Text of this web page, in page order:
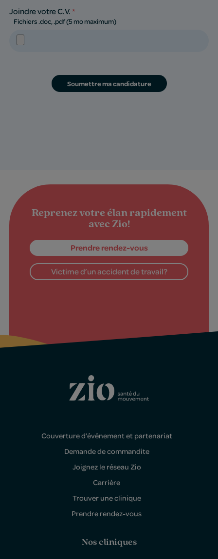
Joindre votre C.V.*
Fichiers .doc, .pdf (5 mo maximum)
Reprenez votre élan rapidement
avec Zio!
Prendre rendez-vous
Victime d’un accident de travail?
Couverture d’événement et partenariat
Demande de commandite
Joignez le réseau Zio
Carrière
Trouver une clinique
Prendre rendez-vous
Nos cliniques